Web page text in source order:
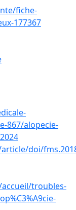
fiche-
177367
867/alopecie-
doi/
troubles-